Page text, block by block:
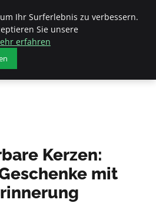
Geschenke mit
Kerzen:
mit
Ihr Surferlebnis zu verbessern.
Sie unsere
erfahren